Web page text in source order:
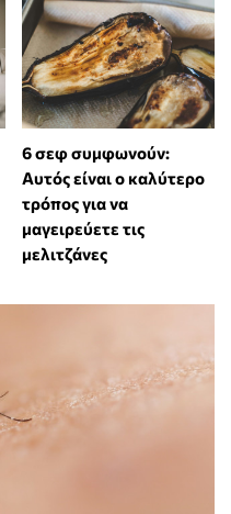
6 σεφ συμφωνούν:
Αυτός είναι ο καλύτερο
τρόπος για να
μαγειρεύετε τις
μελιτζάνες